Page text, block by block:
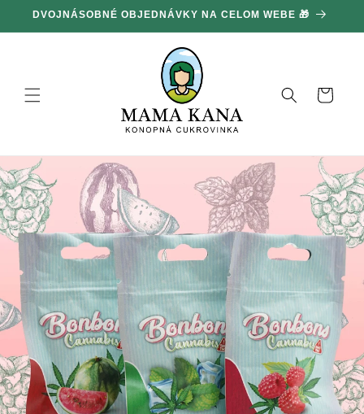
a prejsť
na obsah
DVOJNÁSOBNÉ OBJEDNÁVKY NA CELOM WEBE 🎁
Košík